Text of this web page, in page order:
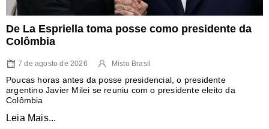
De La Espriella toma posse como presidente da
Colômbia
7 de agosto de 2026 Misto Brasil
Poucas horas antes da posse presidencial, o presidente
argentino Javier Milei se reuniu com o presidente eleito da
Colômbia
Leia Mais...